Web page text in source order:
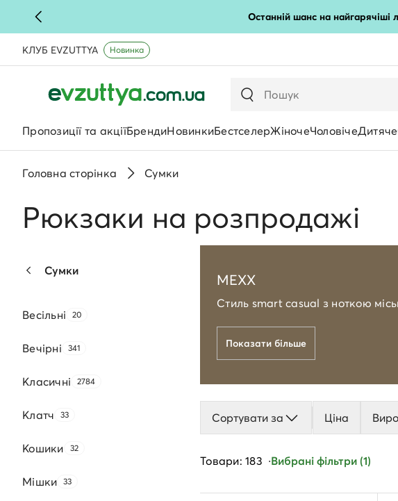
Останній шанс на найгарячіші
КЛУБ EVZUTTYA Новинка
Пропозиції та акціїБрендиНовинкиБестселерЖіночеЧоловічеДитяче
Головна сторінка Сумки
Рюкзаки на розпродажі
Сумки
Весільні 20
Вечірні 341
Класичні 2784
Клатч 33
Кошики 32
Мішки 33
MEXX
Стиль smart casual з ноткою
Показати більше
Сортувати за Ціна
Товари: 183 Вибрані фільтри (1)